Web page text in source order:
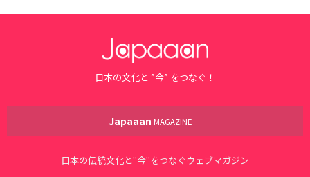
日本の文化と ”今” をつなぐ！
Japaaan MAGAZINE
日本の伝統文化と"今"をつなぐウェブマガジン